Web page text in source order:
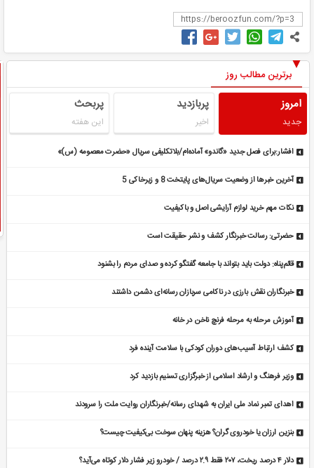
برترین مطالب روز
امروز
جدید
پربازدید
اخیر
پربحث
این هفته
افشار:برای فصل جدید «گاندو» آماده‌ام/بلاتکلیفی سریال «حضرت معصومه (س)»
آخرین خبرها از وضعیت سریال‌های پایتخت 8 و زیرخاکی 5
نکات مهم خرید لوازم آرایشی اصل و باکیفیت
حضرتی: رسالت خبرنگار کشف و نشر حقیقت است
قائم‌پناه: دولت باید بتواند با جامعه گفتگو کرده و صدای مردم را بشنود
خبرنگاران نقش بارزی در ناکامی سربازان رسانه‌ای دشمن داشتند
آموزش مرحله به مرحله فرنچ ناخن در خانه
کشف ارتباط آسیب‌های دوران کودکی با سلامت آینده فرد
وزیر فرهنگ و ارشاد اسلامی از خبرگزاری تسنیم بازدید کرد
اهدای تمبر نماد ملی ایران به شهدای رسانه/خبرنگاران روایت ملت را سرودند
بنزین ارزان یا خودروی گران؟ هزینه پنهان سوخت بی‌کیفیت چیست؟
دلار ۴ درصد ریخت، ۲۰۷ فقط ۲.۹ درصد / خودرو زیر فشار دلار کوتاه می‌آید؟